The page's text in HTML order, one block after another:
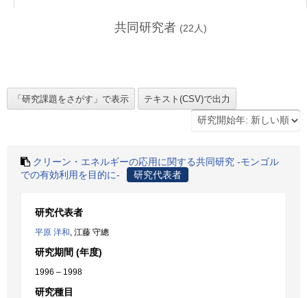
共同研究者 (22 人)
クリーン・エネルギーの応用に関する共同研究 -モンゴル
での有効利用を目的に-
研究代表者
研究代表者
平原 洋和, 江藤 守總
研究期間 (年度)
1996 – 1998
研究種目